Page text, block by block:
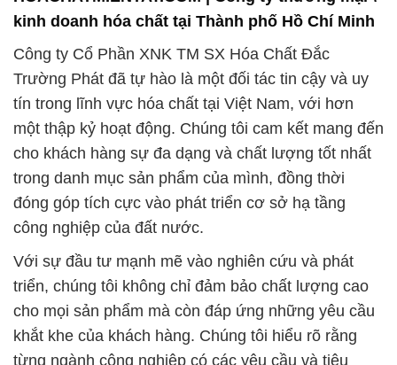
công nghiệp của đất nước.
Với sự đầu tư mạnh mẽ vào nghiên cứu và phát
triển, chúng tôi không chỉ đảm bảo chất lượng cao
cho mọi sản phẩm mà còn đáp ứng những yêu cầu
khắt khe của khách hàng. Chúng tôi hiểu rõ rằng
từng ngành công nghiệp có các yêu cầu và tiêu
chuẩn riêng biệt, và vì vậy, chúng tôi luôn sẵn sàng
tư vấn và cung cấp giải pháp tối ưu cho từng khách
hàng.
Đội ngũ chuyên gia của chúng tôi không chỉ sở hữu
kiến thức sâu rộng về các loại hóa chất mà còn có
kinh nghiệm và sự am hiểu vững về nhiều ngành
công nghiệp khác nhau. Điều này giúp chúng tôi trở
thành một đối tác toàn diện cho các doanh nghiệp